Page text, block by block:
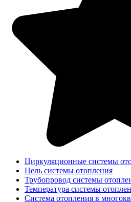
Циркуляционные системы
Цель системы отопления
Трубопровод системы
Температура системы
Система отопления в